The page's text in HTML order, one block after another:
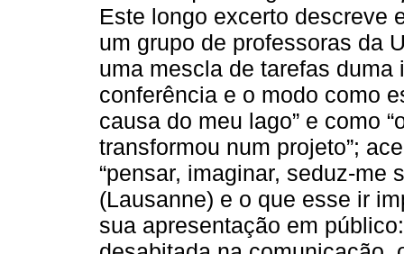
Este longo excerto descreve
um grupo de professoras da
uma mescla de tarefas
conferência e o modo como
causa do meu lago” e como
transformou num projeto”;
“pensar, imaginar, seduz-me
(Lausanne) e o que esse ir
sua apresentação em